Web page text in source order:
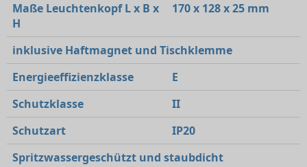
Maße Leuchtenkopf L x B x
H
170 x 128 x 25 mm
inklusive Haftmagnet und Tischklemme
Energieeffizienzklasse
E
Schutzklasse
II
Schutzart
IP20
Spritzwassergeschützt und staubdicht